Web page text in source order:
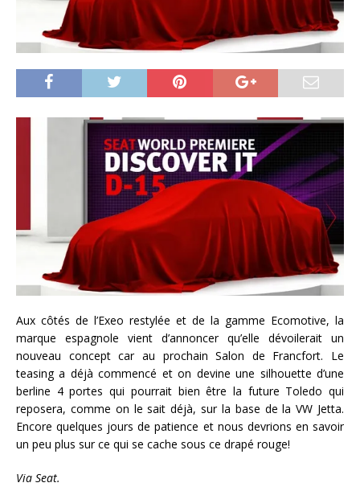
Aux côtés de l’Exeo restylée et de la gamme Ecomotive, la
marque espagnole vient d’annoncer qu’elle dévoilerait un
nouveau concept car au prochain Salon de Francfort. Le
teasing a déjà commencé et on devine une silhouette d’une
berline 4 portes qui pourrait bien être la future Toledo qui
reposera, comme on le sait déjà, sur la base de la VW Jetta.
Encore quelques jours de patience et nous devrions en savoir
un peu plus sur ce qui se cache sous ce drapé rouge!
Via Seat.